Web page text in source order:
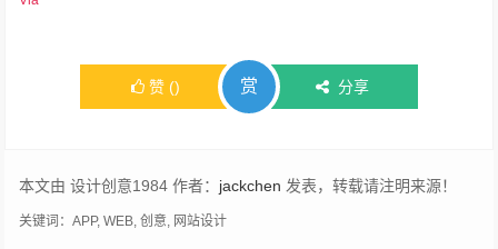
赞 () 赏 分享
本文由 设计创意1984 作者： jackchen 发表，转载请注明来源！
关键词：APP,WEB,创意, 网站设计